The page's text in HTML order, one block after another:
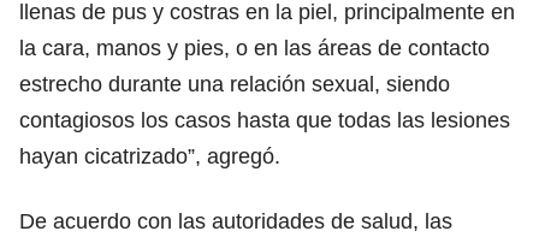
llenas de pus y costras en la piel, principalmente en
la cara, manos y pies, o en las áreas de contacto
estrecho durante una relación sexual, siendo
contagiosos los casos hasta que todas las lesiones
hayan cicatrizado”, agregó.
De acuerdo con las autoridades de salud, las